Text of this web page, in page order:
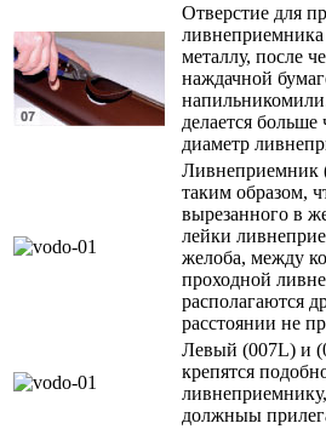
Отверстие для
металлу, после
наждачной
делается
диаметр
Ливнеприемник
таким образом,
вырезанного в
лейки
желоба, между
проходной
располагаются
расстоянии не
Левый (007L) и
крепятся
должныы